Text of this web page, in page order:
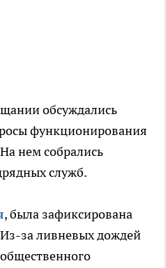
обсуждались
функционирования
нем собрались
служб.
, была зафиксирована
за ливневых дождей